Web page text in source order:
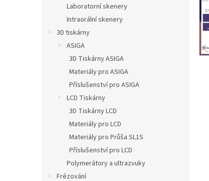
Laboratorní skenery
Intraorální skenery
3D tiskárny
ASIGA
3D Tiskárny ASIGA
Materiály pro ASIGA
Příslušenství pro ASIGA
LCD Tiskárny
3D Tiskárny LCD
Materiály pro LCD
Materiály pro Průša SL1S
Příslušenství pro LCD
Polymerátory a ultrazvuky
Frézování